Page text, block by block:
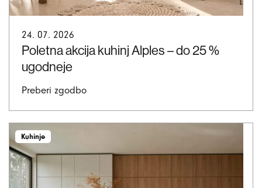
24. 07. 2026
Poletna akcija kuhinj Alples – do 25 %
ugodneje
Preberi zgodbo
Kuhinje